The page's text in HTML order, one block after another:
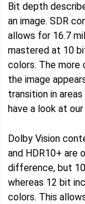
Bit depth
an image. SDR
allows for 16.7
mastered at 10
colors. The more
the image
transition in
have a look at
Dolby Vision
and HDR10+ are
difference, but
whereas 12 bit
colors. This